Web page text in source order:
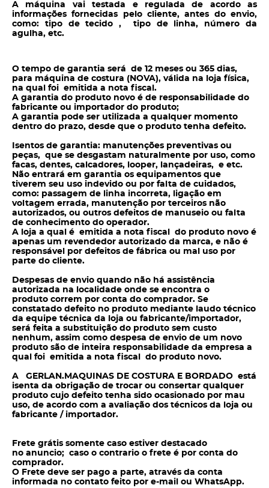
A máquina vai testada e regulada de acordo as
informações fornecidas pelo cliente, antes do envio,
como: tipo de tecido , tipo de linha, número da
agulha, etc.
O tempo de garantia será de 12 meses ou 365 dias,
para máquina de costura (NOVA), válida na loja física,
na qual foi emitida a nota fiscal.
A garantia do produto novo é de responsabilidade do
fabricante ou importador do produto;
A garantia pode ser utilizada a qualquer momento
dentro do prazo, desde que o produto tenha defeito.
Isentos de garantia: manutenções preventivas ou
peças, que se desgastam naturalmente por uso, como
facas, dentes, calcadores, looper, lançadeiras, e etc.
Não entrará em garantia os equipamentos que
tiverem seu uso indevido ou por falta de cuidados,
como: passagem de linha incorreta, ligação em
voltagem errada, manutenção por terceiros não
autorizados, ou outros defeitos de manuseio ou falta
de conhecimento do operador.
A loja a qual é emitida a nota fiscal do produto novo é
apenas um revendedor autorizado da marca, e não é
responsável por defeitos de fábrica ou mal uso por
parte do cliente.
Despesas de envio quando não há assistência
autorizada na localidade onde se encontra o
produto correm por conta do comprador. Se
constatado defeito no produto mediante laudo técnico
da equipe técnica da loja ou fabricante/importador,
será feita a substituição do produto sem custo
nenhum, assim como despesa de envio de um novo
produto são de inteira responsabilidade da empresa a
qual foi emitida a nota fiscal do produto novo.
A GERLAN.MAQUINAS DE COSTURA E BORDADO está
isenta da obrigação de trocar ou consertar qualquer
produto cujo defeito tenha sido ocasionado por mau
uso, de acordo com a avaliação dos técnicos da loja ou
fabricante / importador.
Frete grátis somente caso estiver destacado
no anuncio; caso o contrario o frete é por conta do
comprador.
O Frete deve ser pago a parte, através da conta
informada no contato feito por e-mail ou WhatsApp.